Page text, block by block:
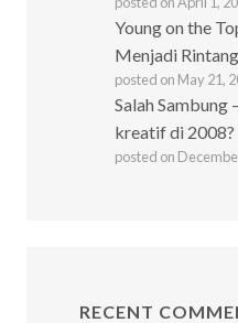
Young on the
Menjadi
posted on May 21,
Salah Sambung
kreatif di 2008?
posted on
RECENT